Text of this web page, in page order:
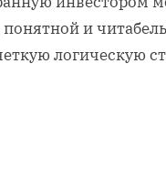
понятной и
логическую